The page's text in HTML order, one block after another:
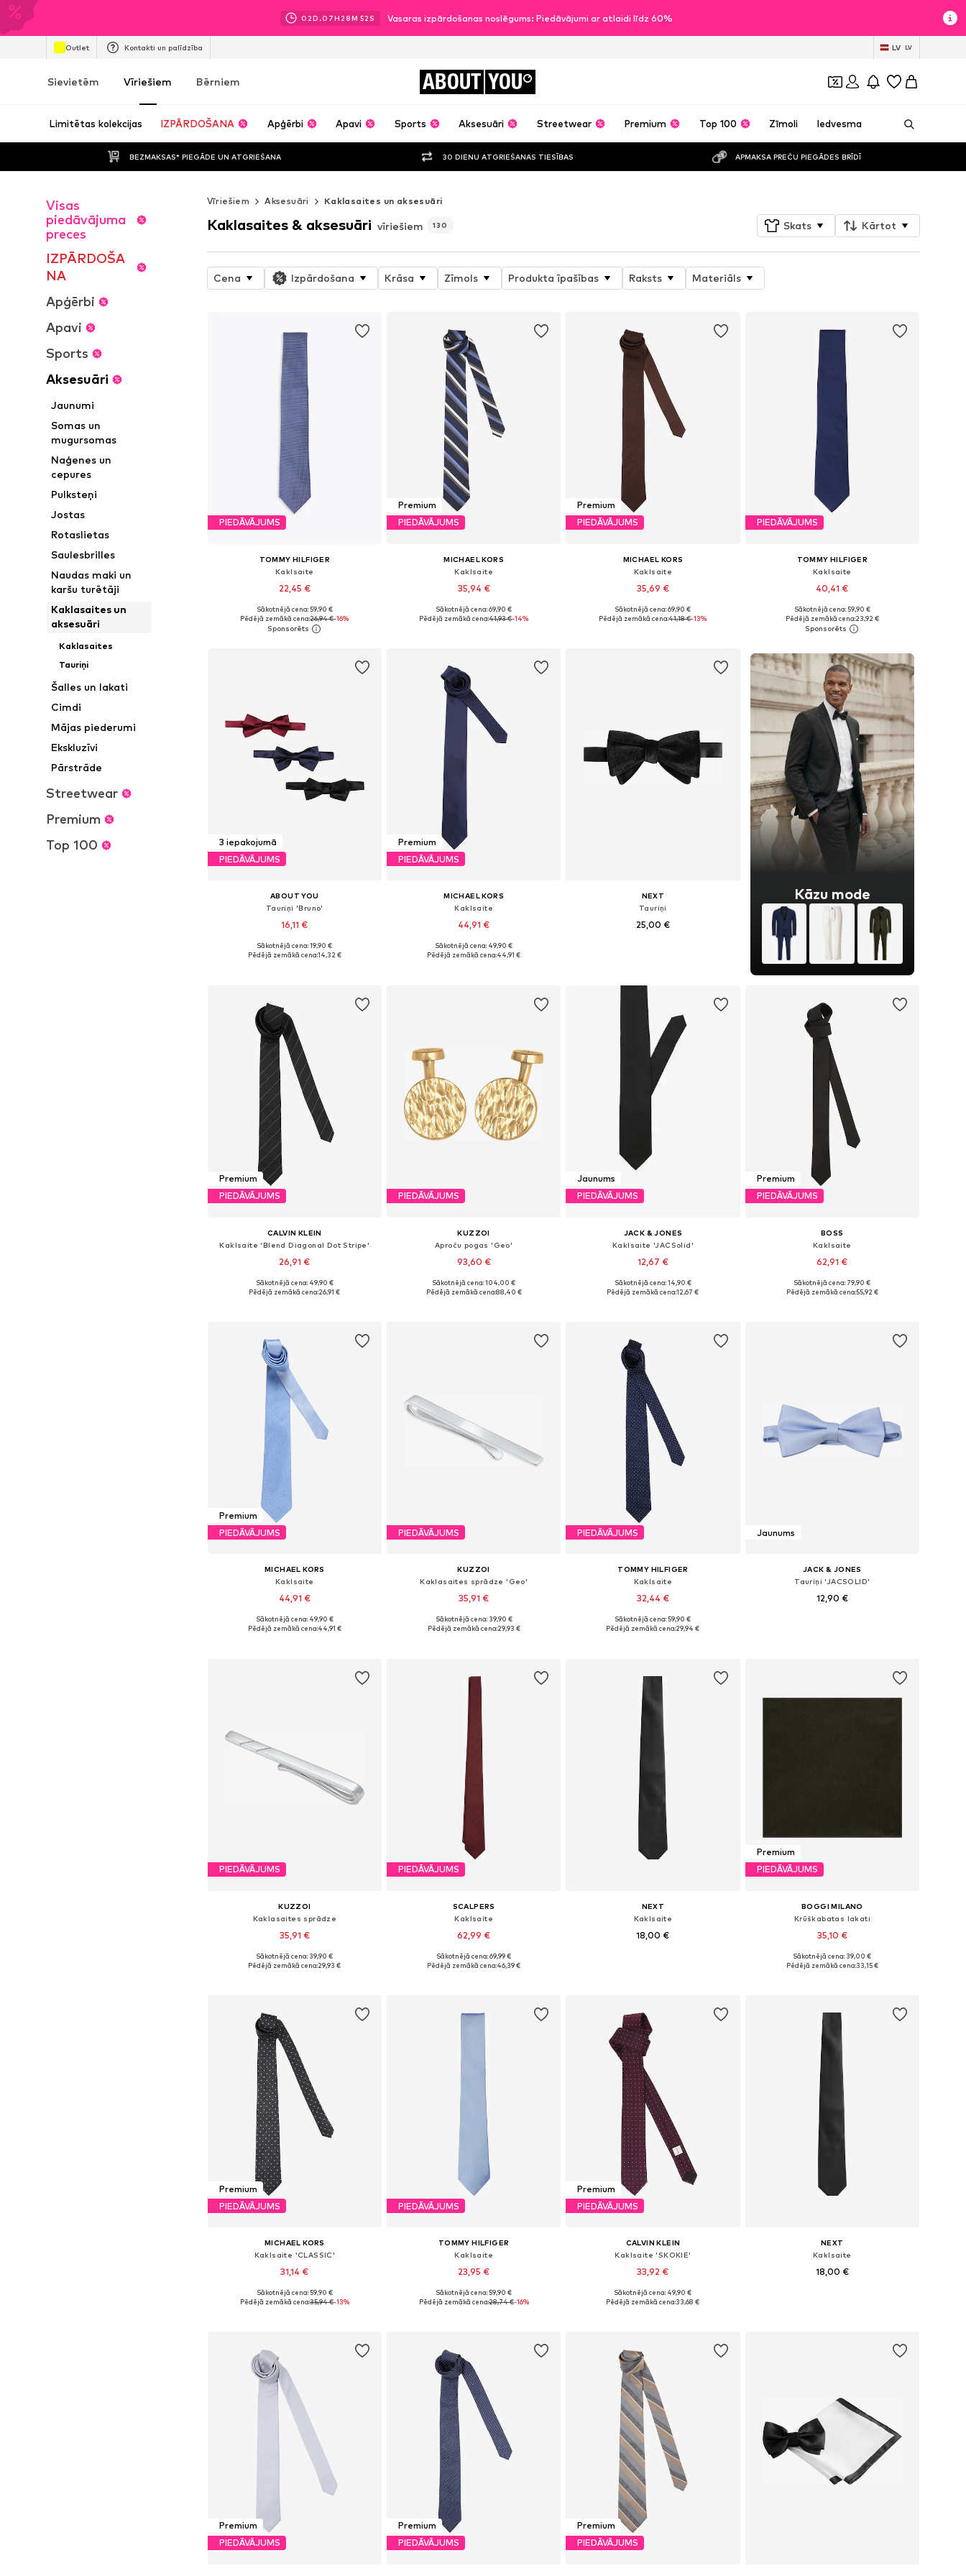
02D.07H 28M 51 S Vasaras izpārdošanas noslēgums: Piedāvājumi ar atlaidi līdz 60%
Outlet Kontakti un palīdzība LV LV
Sievietēm Vīriešiem Bērniem ABOUT YOU
Limitētas kolekcijas IZPĀRDOŠANA Apģērbi Apavi Sports Aksesuāri Streetwear Premium Top 100 Zīmoli Iedvesma
BEZMAKSAS* PIEGĀDE UN ATGRIEŠANA 30 DIENU ATGRIEŠANAS TIESĪBAS APMAKSA PREČU PIEGĀDES BRĪDĪ
Visas
piedāvājuma
preces
IZPĀRDOŠA
NA
Apģērbi
Apavi
Sports
Aksesuāri
Jaunumi
Somas un
mugursomas
Naģenes un
cepures
Pulksteņi
Jostas
Rotaslietas
Saulesbrilles
Naudas maki un
karšu turētāji
Kaklasaites un
aksesuāri
Kaklasaites
Tauriņi
Šalles un lakati
Cimdi
Mājas piederumi
Ekskluzīvi
Pārstrāde
Streetwear
Premium
Top 100
Vīriešiem Aksesuāri Kaklasaites un aksesuāri
Kaklasaites & aksesuāri vīriešiem 130 Skats Kārtot
Cena Izpārdošana Krāsa Zīmols Produkta īpašības Raksts Materiāls
PIEDĀVĀJUMS
TOMMY HILFIGER
Kaklsaite
22,45 €
Pieejamie izmēri: One Size
Pievienot grozam
Sākotnējā cena: 59,90 €
Pēdējā zemākā cena:26,94 €-16%
Premium
PIEDĀVĀJUMS
MICHAEL KORS
Kaklsaite
35,94 €
Pieejamie izmēri: One Size
Sākotnējā cena: 69,90 €
Pēdējā zemākā cena:41,93 €-14%
Premium
PIEDĀVĀJUMS
MICHAEL KORS
Kaklsaite
35,69 €
Pieejamie izmēri: One Size
Sākotnējā cena: 69,90 €
Pēdējā zemākā cena:41,18 €-13%
PIEDĀVĀJUMS
TOMMY HILFIGER
Kaklsaite
40,41 €
Pieejamie izmēri: One Size
Pievienot grozam
Sākotnējā cena: 59,90 €
Pēdējā zemākā cena:23,92 €
3 iepakojumā
PIEDĀVĀJUMS
ABOUT YOU
Tauriņi 'Bruno'
16,11 €
Pieejamie izmēri: One Size
Sākotnējā cena: 19,90 €
Pēdējā zemākā cena:14,32 €
Premium
PIEDĀVĀJUMS
MICHAEL KORS
Kaklsaite
44,91 €
+3
Pieejamie izmēri: One Size
Sākotnējā cena: 49,90 €
Pēdējā zemākā cena:44,91 €
NEXT
Tauriņi
25,00 €
Kāzu mode
Premium
PIEDĀVĀJUMS
CALVIN KLEIN
Kaklsaite 'Blend Diagonal Dot Stripe'
26,91 €
+1
Pieejamie izmēri: One Size
Sākotnējā cena: 49,90 €
Pēdējā zemākā cena:26,91 €
PIEDĀVĀJUMS
KUZZOI
Aproču pogas 'Geo'
93,60 €
Pieejamie izmēri: One Size
Sākotnējā cena: 104,00 €
Pēdējā zemākā cena:88,40 €
Jaunums
PIEDĀVĀJUMS
JACK & JONES
Kaklsaite 'JACSolid'
12,67 €
Pieejamie izmēri: One Size
Sākotnējā cena: 14,90 €
Pēdējā zemākā cena:12,67 €
Premium
PIEDĀVĀJUMS
BOSS
Kaklsaite
62,91 €
Pieejamie izmēri: One Size
Sākotnējā cena: 79,90 €
Pēdējā zemākā cena:55,92 €
Premium
PIEDĀVĀJUMS
MICHAEL KORS
Kaklsaite
44,91 €
+1
Pieejamie izmēri: One Size
Sākotnējā cena: 49,90 €
Pēdējā zemākā cena:44,91 €
PIEDĀVĀJUMS
KUZZOI
Kaklasaites sprādze 'Geo'
35,91 €
Pieejamie izmēri: One Size
Sākotnējā cena: 39,90 €
Pēdējā zemākā cena:29,93 €
PIEDĀVĀJUMS
TOMMY HILFIGER
Kaklsaite
32,44 €
Pieejamie izmēri: One Size
Sākotnējā cena: 59,90 €
Pēdējā zemākā cena:29,94 €
Jaunums
JACK & JONES
Tauriņi 'JACSOLID'
12,90 €
PIEDĀVĀJUMS
KUZZOI
Kaklasaites sprādze
35,91 €
Pieejamie izmēri: One Size
Sākotnējā cena: 39,90 €
Pēdējā zemākā cena:29,93 €
PIEDĀVĀJUMS
SCALPERS
Kaklsaite
62,99 €
Pieejamie izmēri: One Size
Sākotnējā cena: 69,99 €
Pēdējā zemākā cena:46,39 €
NEXT
Kaklsaite
18,00 €
Premium
PIEDĀVĀJUMS
BOGGI MILANO
Krūškabatas lakati
35,10 €
Pieejamie izmēri: One Size
Sākotnējā cena: 39,00 €
Pēdējā zemākā cena:33,15 €
Premium
PIEDĀVĀJUMS
MICHAEL KORS
Kaklsaite 'CLASSIC'
31,14 €
Pieejamie izmēri: One Size
Sākotnējā cena: 59,90 €
Pēdējā zemākā cena:35,94 €-13%
PIEDĀVĀJUMS
TOMMY HILFIGER
Kaklsaite
23,95 €
Pieejamie izmēri: One Size
Sākotnējā cena: 59,90 €
Pēdējā zemākā cena:28,74 €-16%
Premium
PIEDĀVĀJUMS
CALVIN KLEIN
Kaklsaite 'SKOKIE'
33,92 €
Pieejamie izmēri: One Size
Sākotnējā cena: 49,90 €
Pēdējā zemākā cena:33,68 €
NEXT
Kaklsaite
18,00 €
Premium
PIEDĀVĀJUMS
Premium
PIEDĀVĀJUMS
Premium
PIEDĀVĀJUMS